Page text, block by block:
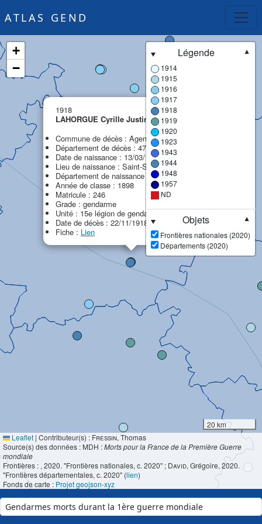
ATLAS GEND
1918
LAHORGUE Cyrille Justin
MPF
Commune de décès : Agen
Département de décès : 47 - Lot-et-Garonne
Date de naissance : 13/03/1878
Lieu de naissance : Saint-Saturnin-de-Lenne
Département de naissance : 12 - Aveyron
Année de classe : 1898
Matricule : 246
Grade : gendarme
Unité : 15e légion de gendarmerie (15e LG)
Date de décès : 22/11/1918
Fiche : Lien
+
−
Légende
▼
1914
1915
1916
1917
1918
1919
1920
1923
1943
1944
1948
1957
ND
Objets
▼
Frontières nationales (2020)
Départements (2020)
20 km
Leaflet | Contributeur(s) : Fressin, Thomas
Source(s) des données : MDH :Morts pour la France de la Première Guerre
mondiale
Frontières : , 2020. "Frontières nationales, c. 2020" ; David, Grégoire, 2020.
"Frontières départementales, c. 2020" (lien)
Fonds de carte : Projet geojson-xyz